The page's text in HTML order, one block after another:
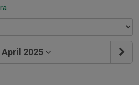
April 2025